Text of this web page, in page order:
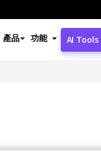
產品 功能 AI Tools